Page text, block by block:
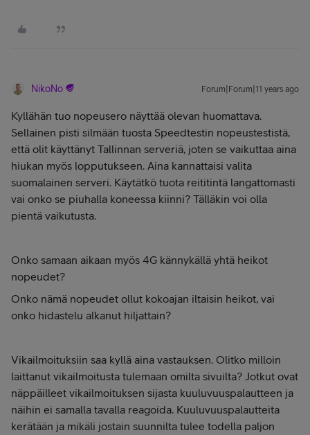
NikoNo Forum|Forum|11 years ago
Kyllähän tuo nopeusero näyttää olevan huomattava.
Sellainen pisti silmään tuosta Speedtestin nopeustestistä,
että olit käyttänyt Tallinnan serveriä, joten se vaikuttaa aina
hiukan myös lopputukseen. Aina kannattaisi valita
suomalainen serveri. Käytätkö tuota reititintä langattomasti
vai onko se piuhalla koneessa kiinni? Tälläkin voi olla
pientä vaikutusta.
Onko samaan aikaan myös 4G kännykällä yhtä heikot
nopeudet?
Onko nämä nopeudet ollut kokoajan iltaisin heikot, vai
onko hidastelu alkanut hiljattain?
Vikailmoituksiin saa kyllä aina vastauksen. Olitko milloin
laittanut vikailmoitusta tulemaan omilta sivuilta? Jotkut ovat
näppäilleet vikailmoituksen sijasta kuuluvuuspalautteen ja
näihin ei samalla tavalla reagoida. Kuuluvuuspalautteita
kerätään ja mikäli jostain suunnilta tulee todella paljon